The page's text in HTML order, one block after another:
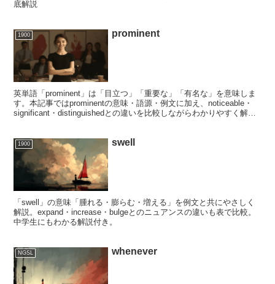
底解説
1900 prominent
英単語「prominent」は「目立つ」「重要な」「有名な」を意味しま
す。本記事ではprominentの意味・語源・例文に加え、noticeable・
significant・distinguishedとの違いを比較しながらわかりやすく解説
1900 swell
「swell」の意味「腫れる・膨らむ・増える」を例文と共にやさしく
解説。expand・increase・bulgeとのニュアンスの違いも表で比較。
中学生にもわかる解説付き。
NGSL whenever